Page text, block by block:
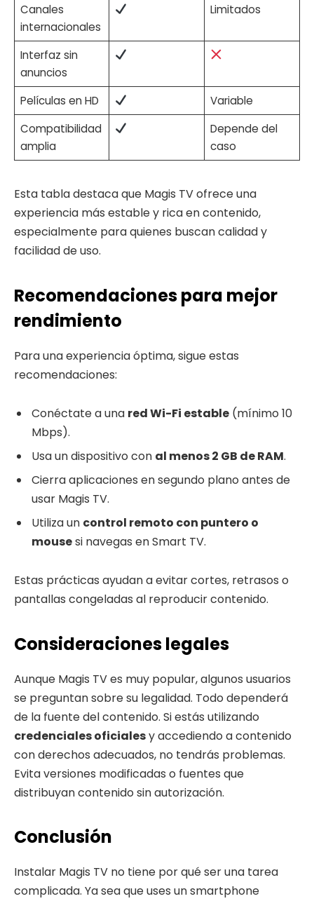
Canales
internacionales
Limitados
Interfaz sin
anuncios
Películas en HD
Variable
Compatibilidad
amplia
Depende del
caso
Esta tabla destaca que Magis TV ofrece una
experiencia más estable y rica en contenido,
especialmente para quienes buscan calidad y
facilidad de uso.
Recomendaciones para mejor
rendimiento
Para una experiencia óptima, sigue estas
recomendaciones:
Conéctate a una red Wi-Fi estable (mínimo 10
Mbps).
Usa un dispositivo con al menos 2 GB de RAM.
Cierra aplicaciones en segundo plano antes de
usar Magis TV.
Utiliza un control remoto con puntero o
mousesi navegas en Smart TV.
Estas prácticas ayudan a evitar cortes, retrasos o
pantallas congeladas al reproducir contenido.
Consideraciones legales
Aunque Magis TV es muy popular, algunos usuarios
se preguntan sobre su legalidad. Todo dependerá
de la fuente del contenido. Si estás utilizando
credenciales oficialesy accediendo a contenido
con derechos adecuados, no tendrás problemas.
Evita versiones modificadas o fuentes que
distribuyan contenido sin autorización.
Conclusión
Instalar Magis TV no tiene por qué ser una tarea
complicada. Ya sea que uses un smartphone